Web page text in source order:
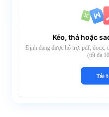
Kéo, thả hoặc
Định dạng được hỗ trợ: pdf, docx,
(tối đa
Tải